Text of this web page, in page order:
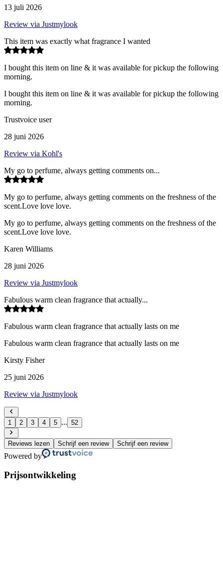
13 juli 2026
Review via Justmylook
This item was exactly what fragrance I wanted
I bought this item on line & it was available for pickup the following
morning.
I bought this item on line & it was available for pickup the following
morning.
Trustvoice user
28 juni 2026
Review via Kohl's
My go to perfume, always getting comments on...
My go to perfume, always getting comments on the freshness of the
scent.Love love love.
My go to perfume, always getting comments on the freshness of the
scent.Love love love.
Karen Williams
28 juni 2026
Review via Justmylook
Fabulous warm clean fragrance that actually...
Fabulous warm clean fragrance that actually lasts on me
Fabulous warm clean fragrance that actually lasts on me
Kirsty Fisher
25 juni 2026
Review via Justmylook
1 2 3 4 5 ... 52
Reviews lezen Schrijf een review Schrijf een review
Powered by
Prijsontwikkeling